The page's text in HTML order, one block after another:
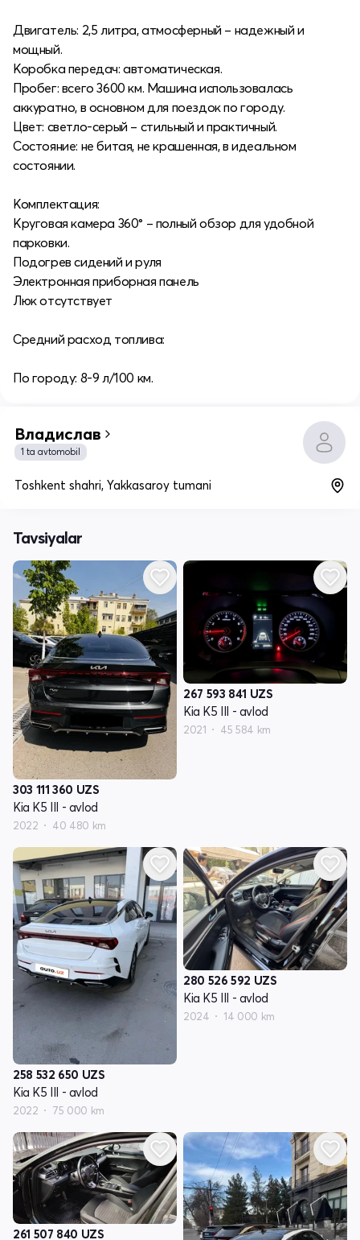
Двигатель: 2,5 литра, атмосферный – надежный и
мощный.
Коробка передач: автоматическая.
Пробег: всего 3600 км. Машина использовалась
аккуратно, в основном для поездок по городу.
Цвет: светло-серый – стильный и практичный.
Состояние: не битая, не крашенная, в идеальном
состоянии.
Комплектация:
Круговая камера 360° – полный обзор для удобной
парковки.
Подогрев сидений и руля
Электронная приборная панель
Люк отсутствует
Средний расход топлива:
По городу: 8-9 л/100 км.
Владислав
1 ta avtomobil
Toshkent shahri, Yakkasaroy tumani
Tavsiyalar
303 111 360 UZS
Kia K5 III - avlod
2022 40 480 km
267 593 841 UZS
Kia K5 III - avlod
2021 45 584 km
258 532 650 UZS
Kia K5 III - avlod
2022 75 000 km
280 526 592 UZS
Kia K5 III - avlod
2024 14 000 km
261 507 840 UZS